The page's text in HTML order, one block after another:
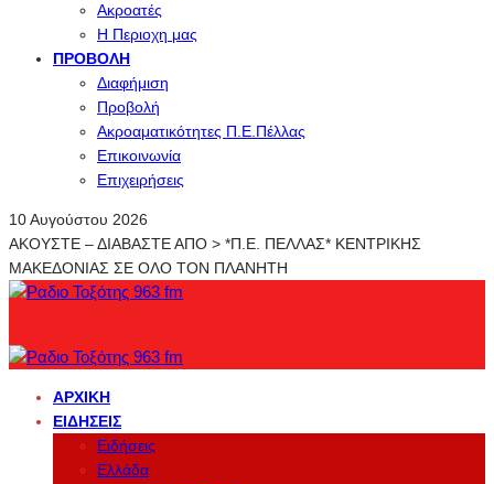
Ακροατές
Η Περιοχη μας
ΠΡΟΒΟΛΉ
Διαφήμιση
Προβολή
Ακροαματικότητες Π.Ε.Πέλλας
Επικοινωνία
Επιχειρήσεις
10 Αυγούστου 2026
ΑΚΟΥΣΤΕ – ΔΙΑΒΑΣΤΕ ΑΠΟ > *Π.Ε. ΠΕΛΛΑΣ* ΚΕΝΤΡΙΚΗΣ
ΜΑΚΕΔΟΝΙΑΣ ΣΕ ΟΛΟ ΤΟΝ ΠΛΑΝΗΤΗ
ΑΡΧΙΚΉ
ΕΙΔΉΣΕΙΣ
Ειδήσεις
Ελλάδα